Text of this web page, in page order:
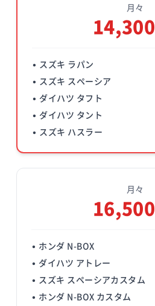
月々
14,300
• スズキ ラパン
• スズキ スペーシア
• ダイハツ タフト
• ダイハツ タント
• スズキ ハスラー
月々
16,500
• ホンダ N-BOX
• ダイハツ アトレー
• スズキ スペーシアカスタム
• ホンダ N-BOX カスタム